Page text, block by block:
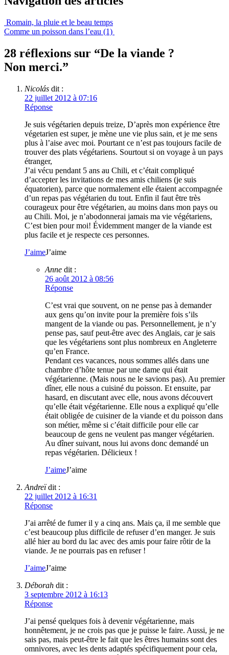
Romain, la pluie et le beau temps
Comme un poisson dans l’eau (1)
28 réflexions sur “De la viande ?
Non merci.”
Nicolás dit :
22 juillet 2012 à 07:16
Réponse
Je suis végétarien depuis treize, D’après mon expérience être
végetarien est super, je mène une vie plus sain, et je me sens
plus à l’aise avec moi. Pourtant ce n’est pas toujours facile de
trouver des plats végétariens. Sourtout si on voyage à un pays
étranger,
J’ai vécu pendant 5 ans au Chili, et c’était compliqué
d’accepter les invitations de mes amis chiliens (je suis
équatorien), parce que normalement elle étaient accompagnée
d’un repas pas végétarien du tout. Enfin il faut être très
courageux pour être végétarien, au moins dans mon pays ou
au Chili. Moi, je n’abodonnerai jamais ma vie végétariens,
C’est bien pour moi! Évidemment manger de la viande est
plus facile et je respecte ces personnes.
J’aimeJ’aime
Anne dit :
26 août 2012 à 08:56
Réponse
C’est vrai que souvent, on ne pense pas à demander
aux gens qu’on invite pour la première fois s’ils
mangent de la viande ou pas. Personnellement, je n’y
pense pas, sauf peut-être avec des Anglais, car je sais
que les végétariens sont plus nombreux en Angleterre
qu’en France.
Pendant ces vacances, nous sommes allés dans une
chambre d’hôte tenue par une dame qui était
végétarienne. (Mais nous ne le savions pas). Au premier
dîner, elle nous a cuisiné du poisson. Et ensuite, par
hasard, en discutant avec elle, nous avons découvert
qu’elle était végétarienne. Elle nous a expliqué qu’elle
était obligée de cuisiner de la viande et du poisson dans
son métier, même si c’était difficile pour elle car
beaucoup de gens ne veulent pas manger végétarien.
Au dîner suivant, nous lui avons donc demandé un
repas végétarien. Délicieux !
J’aimeJ’aime
Andreï dit :
22 juillet 2012 à 16:31
Réponse
J’ai arrêté de fumer il y a cinq ans. Mais ça, il me semble que
c’est beaucoup plus difficile de refuser d’en manger. Je suis
allé hier au bord du lac avec des amis pour faire rôtir de la
viande. Je ne pourrais pas en refuser !
J’aimeJ’aime
Déborah dit :
3 septembre 2012 à 16:13
Réponse
J’ai pensé quelques fois à devenir végétarienne, mais
honnêtement, je ne crois pas que je puisse le faire. Aussi, je ne
sais pas, mais peut-être le fait que les êtres humains sont des
omnivores, avec les dents adaptés spécifiquement pour cela,